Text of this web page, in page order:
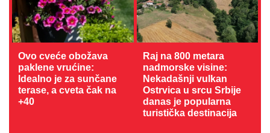
Ovo cveće obožava
paklene vrućine:
Idealno je za sunčane
terase, a cveta čak na
+40
Raj na 800 metara
nadmorske visine:
Nekadašnji vulkan
Ostrvica u srcu Srbije
danas je popularna
turistička destinacija